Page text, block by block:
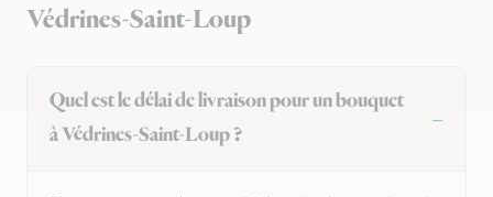
Védrines-Saint-Loup
Quel est le délai de livraison pour un bouquet
à Védrines-Saint-Loup ?